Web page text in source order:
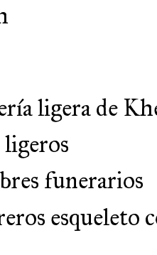
ligera de
ligeros
funerarios
esqueleto